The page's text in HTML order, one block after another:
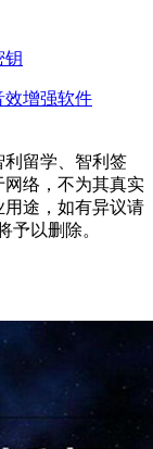
钥
效增强软件
利留学、智利签
络，不为其真实
途，如有异议请
予以删除。